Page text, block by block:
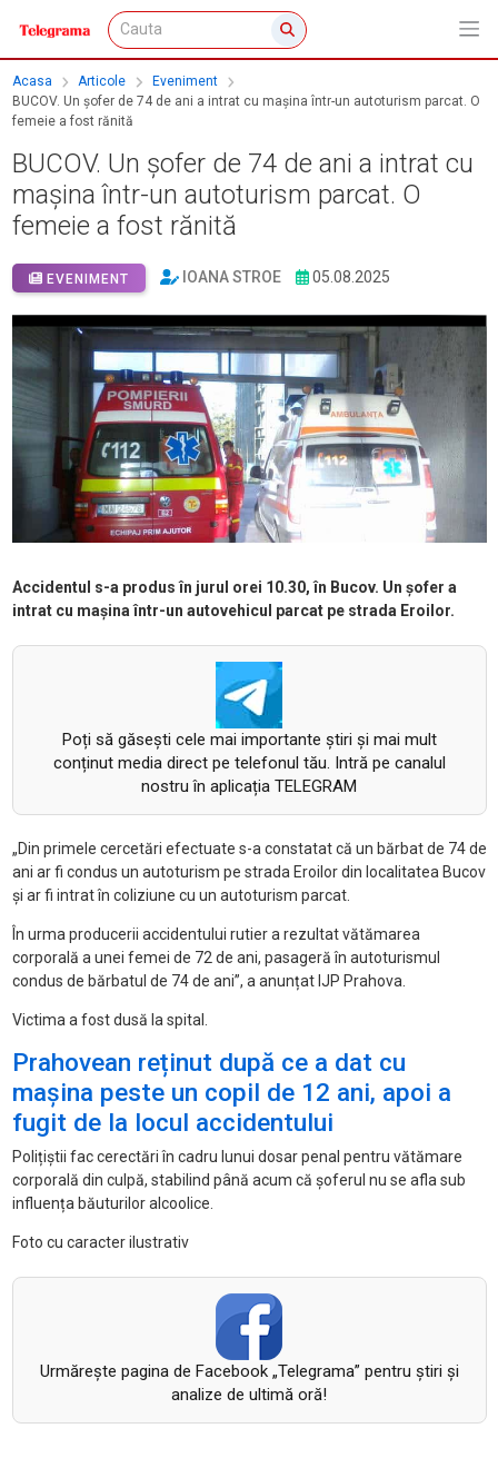
Acasa Articole
Eveniment
BUCOV. Un șofer de 74 de ani a intrat cu mașina într-un autoturism parcat. O
femeie a fost rănită
BUCOV. Un șofer de 74 de ani a intrat cu
mașina într-un autoturism parcat. O
femeie a fost rănită
EVENIMENT IOANA STROE 05.08.2025
Accidentul s-a produs în jurul orei 10.30, în Bucov. Un șofer a
intrat cu mașina într-un autovehicul parcat pe strada Eroilor.
Poți să găsești cele mai importante știri și mai mult
conținut media direct pe telefonul tău. Intră pe canalul
nostru în aplicația TELEGRAM
„Din primele cercetări efectuate s-a constatat că un bărbat de 74 de
ani ar fi condus un autoturism pe strada Eroilor din localitatea Bucov
și ar fi intrat în coliziune cu un autoturism parcat.
În urma producerii accidentului rutier a rezultat vătămarea
corporală a unei femei de 72 de ani, pasageră în autoturismul
condus de bărbatul de 74 de ani”, a anunțat IJP Prahova.
Victima a fost dusă la spital.
Prahovean reținut după ce a dat cu
mașina peste un copil de 12 ani, apoi a
fugit de la locul accidentului
Polițiștii fac cerectări în cadru lunui dosar penal pentru vătămare
corporală din culpă, stabilind până acum că șoferul nu se afla sub
influența băuturilor alcoolice.
Foto cu caracter ilustrativ
Urmăreşte pagina de Facebook „Telegrama” pentru ştiri şi
analize de ultimă oră!